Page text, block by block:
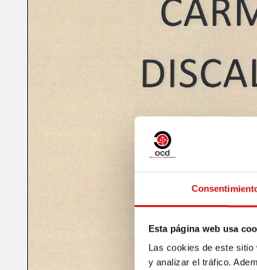
Esta página web usa
Las cookies de este
y analizar el tráfico.